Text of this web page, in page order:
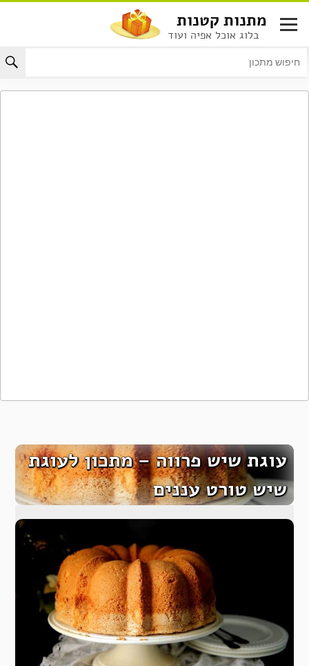
לתוכן
מתנות קטנות
בלוג אוכל אפיה ועוד
עוגת שיש פרווה – מתכון לעוגת
שיש טורט עננים